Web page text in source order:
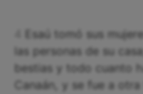
Esaú tomó sus
las personas de su
bestias y todo cuanto
Canaán, y se fue a